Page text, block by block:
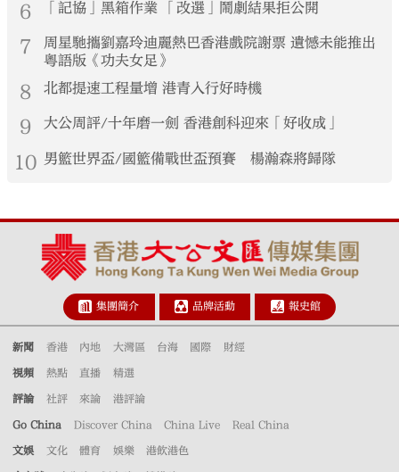
6 「記協」黑箱作業 「改選」鬧劇結果拒公開
7
周星馳攜劉嘉玲迪麗熱巴香港戲院謝票 遺憾未能推出
粵語版《功夫女足》
8 北都提速工程量增 港青入行好時機
9 大公周評/十年磨一劍 香港創科迎來「好收成」
10 男籃世界盃/國籃備戰世盃預賽 楊瀚森將歸隊
集團簡介 品牌活動 報史館
新聞 香港 內地 大灣區 台海 國際 財經
視頻 熱點 直播 精選
評論 社評 來論 港評論
Go China Discover China China Live Real China
文娛 文化 體育 娛樂 港飲港色